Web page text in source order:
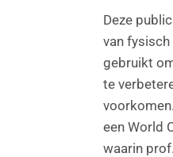
Deze
van
gebruikt
te
een World
waarin